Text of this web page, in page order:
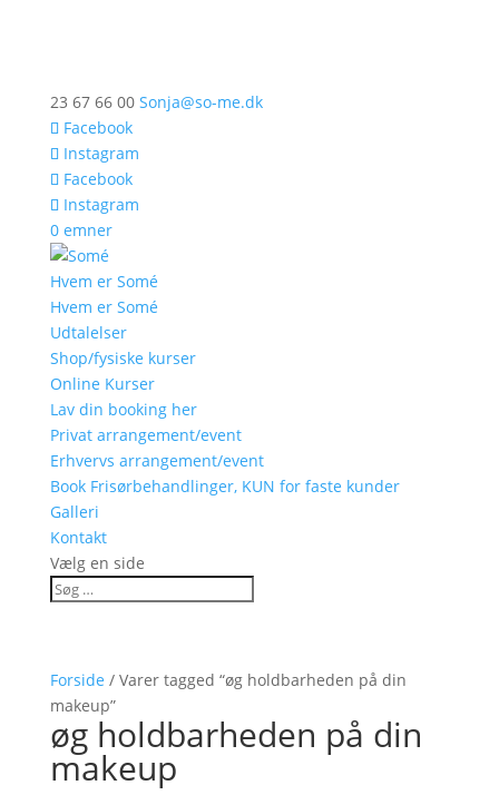
23 67 66 00 Sonja@so-me.dk
Facebook
Instagram
Facebook
Instagram
0 emner
Hvem er Somé
Hvem er Somé
Udtalelser
Shop/fysiske kurser
Online Kurser
Lav din booking her
Privat arrangement/event
Erhvervs arrangement/event
Book Frisørbehandlinger, KUN for faste kunder
Galleri
Kontakt
Vælg en side
Forside / Varer tagged “øg holdbarheden på din
makeup”
øg holdbarheden på din
makeup